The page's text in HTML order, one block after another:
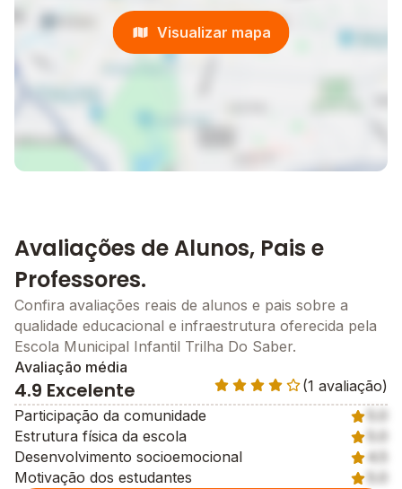
Visualizar mapa
Avaliações de Alunos, Pais e
Professores.
Confira avaliações reais de alunos e pais sobre a
qualidade educacional e infraestrutura oferecida pela
Escola Municipal Infantil Trilha Do Saber.
Avaliação média
4.9 Excelente
(1 avaliação)
Participação da comunidade
Estrutura física da escola
Desenvolvimento socioemocional
4.5
Motivação dos estudantes